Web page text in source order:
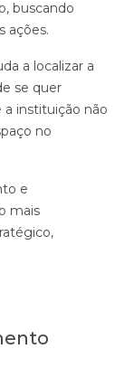
buscando
ações.
a localizar a
se quer
instituição não
no
e
mais